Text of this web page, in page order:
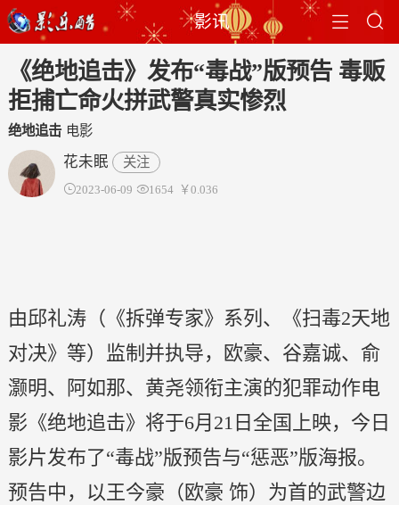
 
影讯
《绝地追击》发布“毒战”版预告 毒贩
拒捕亡命火拼武警真实惨烈
绝地追击 电影
花未眠 关注
2023-06-09 1654 ￥0.036
由邱礼涛（《拆弹专家》系列、《扫毒2天地
对决》等）监制并执导，欧豪、谷嘉诚、俞
灏明、阿如那、黄尧领衔主演的犯罪动作电
影《绝地追击》将于6月21日全国上映，今日
影片发布了“毒战”版预告与“惩恶”版海报。
预告中，以王今豪（欧豪 饰）为首的武警边